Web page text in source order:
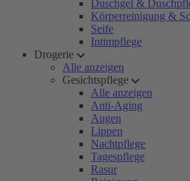
Duschgel &
Körperreinigung &
Seife
Intimpflege
Drogerie
Alle anzeigen
Gesichtspflege
Alle anzeigen
Anti-Aging
Augen
Lippen
Nachtpflege
Tagespflege
Rasur